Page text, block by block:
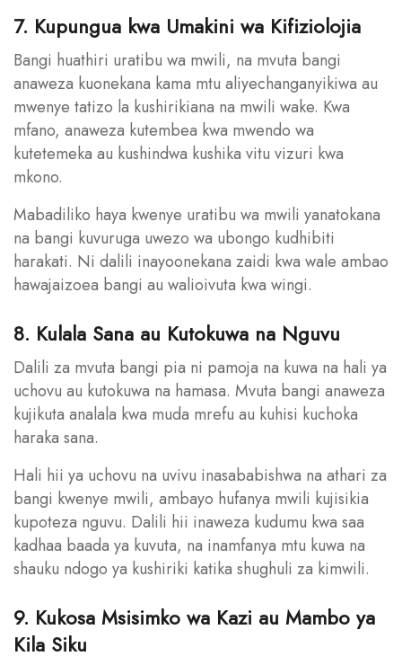
7. Kupungua kwa Umakini wa Kifiziolojia
Bangi huathiri uratibu wa mwili, na mvuta bangi
anaweza kuonekana kama mtu aliyechanganyikiwa au
mwenye tatizo la kushirikiana na mwili wake. Kwa
mfano, anaweza kutembea kwa mwendo wa
kutetemeka au kushindwa kushika vitu vizuri kwa
mkono.
Mabadiliko haya kwenye uratibu wa mwili yanatokana
na bangi kuvuruga uwezo wa ubongo kudhibiti
harakati. Ni dalili inayoonekana zaidi kwa wale ambao
hawajaizoea bangi au walioivuta kwa wingi.
8. Kulala Sana au Kutokuwa na Nguvu
Dalili za mvuta bangi pia ni pamoja na kuwa na hali ya
uchovu au kutokuwa na hamasa. Mvuta bangi anaweza
kujikuta analala kwa muda mrefu au kuhisi kuchoka
haraka sana.
Hali hii ya uchovu na uvivu inasababishwa na athari za
bangi kwenye mwili, ambayo hufanya mwili kujisikia
kupoteza nguvu. Dalili hii inaweza kudumu kwa saa
kadhaa baada ya kuvuta, na inamfanya mtu kuwa na
shauku ndogo ya kushiriki katika shughuli za kimwili.
9. Kukosa Msisimko wa Kazi au Mambo ya
Kila Siku